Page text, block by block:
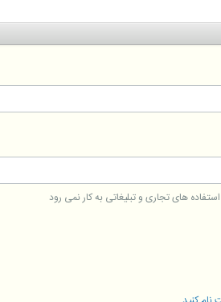
های تجاری و تبلیغاتی به کار نمی رود